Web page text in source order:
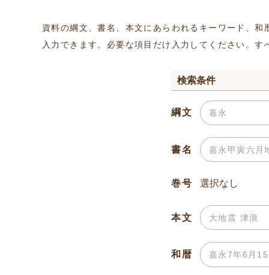
資料の綱文、書名、本文にあらわれるキーワード、
入力できます。必要な項目だけ入力してください。
検索条件
綱文
書名
巻号
本文
和暦